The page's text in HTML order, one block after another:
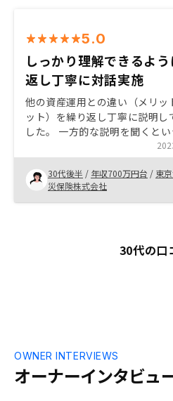
5.0
しっかり理解できるよう
返し丁寧に対話実施
他の資産運用との違い（メリッ
ット）を繰り返し丁寧に説明し
した。 一方的な説明を聞くと
対話しながら進めてくれた印
ても楽しく興味深く聞くことが
た。 時間もこちらに合わせて
きありがたかったです！
30代後半 / 年収700万円台 / 東
災保険株式会社
30代の口
オーナーインタビュ
OWNER INTERVIEWS